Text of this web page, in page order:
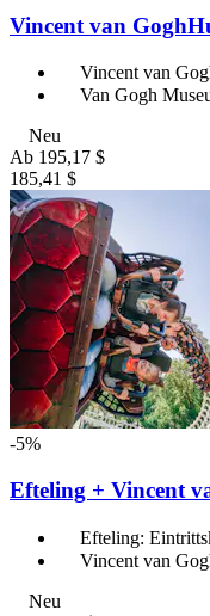
Vincent van
Vincent van
Van Gogh
Neu
Ab 195,17 $
185,41 $
-5%
Efteling + Vincent
Efteling:
Vincent van
Neu